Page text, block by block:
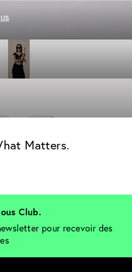
Matters.
Club.
pour recevoir des